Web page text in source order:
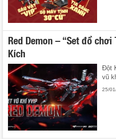
Red Demon – “Set đồ
Kích
Đột
vũ
25/